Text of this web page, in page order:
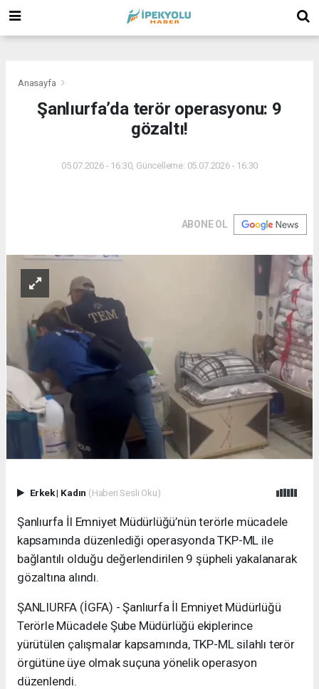
Anasayfa
Şanlıurfa’da terör operasyonu: 9
gözaltı!
05.07.2026 - 16:30, Güncelleme: 05.07.2026 - 16:30
ABONE OL
Erkek| Kadın (Haberi Sesli Oku)
Şanlıurfa İl Emniyet Müdürlüğü’nün terörle mücadele
kapsamında düzenlediği operasyonda TKP-ML ile
bağlantılı olduğu değerlendirilen 9 şüpheli yakalanarak
gözaltına alındı.
ŞANLIURFA (İGFA) - Şanlıurfa İl Emniyet Müdürlüğü
Terörle Mücadele Şube Müdürlüğü ekiplerince
yürütülen çalışmalar kapsamında, TKP-ML silahlı terör
örgütüne üye olmak suçuna yönelik operasyon
düzenlendi.